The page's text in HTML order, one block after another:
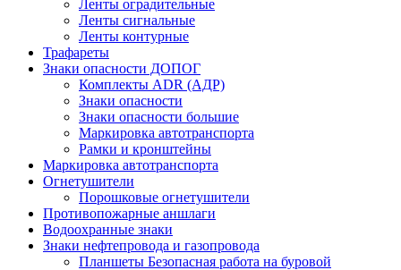
Ленты оградительные
Ленты сигнальные
Ленты контурные
Трафареты
Знаки опасности ДОПОГ
Комплекты ADR (АДР)
Знаки опасности
Знаки опасности большие
Маркировка автотранспорта
Рамки и кронштейны
Маркировка автотранспорта
Огнетушители
Порошковые огнетушители
Противопожарные аншлаги
Водоохранные знаки
Знаки нефтепровода и газопровода
Планшеты Безопасная работа на буровой